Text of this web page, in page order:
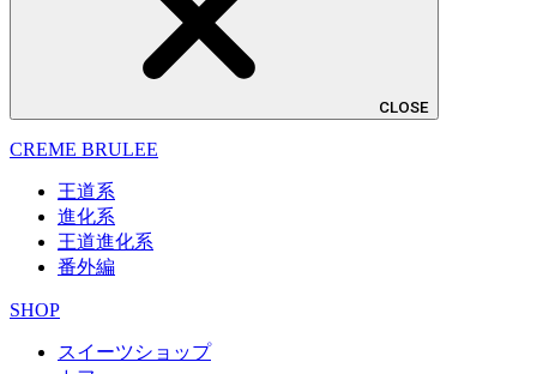
CLOSE
CREME BRULEE
王道系
進化系
王道進化系
番外編
SHOP
スイーツショップ